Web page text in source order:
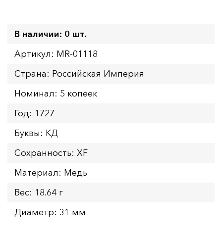
В наличии: 0 шт.
Артикул: MR-01118
Страна: Российская Империя
Номинал: 5 копеек
Год: 1727
Буквы: КД
Сохранность: XF
Материал: Медь
Вес: 18.64 г
Диаметр: 31 мм